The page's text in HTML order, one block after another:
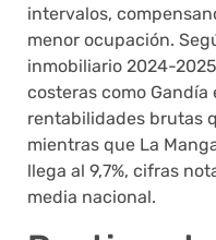
intervalos,
menor ocupación.
inmobiliario 2024-
costeras como Gandía
rentabilidades brutas
mientras que La
llega al 9,7%, cifras
media nacional.